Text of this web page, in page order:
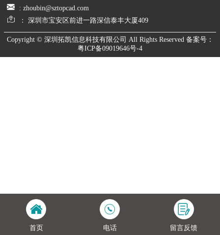
: zhoubin@sztopcad.com
： 深圳市宝安区前进一路深信泰丰大厦409
Copyright © 深圳拓凯信息科技有限公司 All Rights Reserved 备案号：
粤ICP备09019646号-4
首页 电话 留言反馈